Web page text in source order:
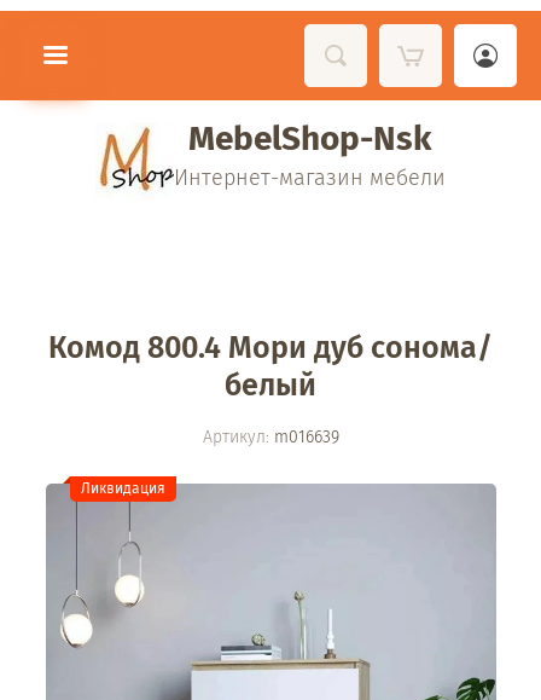
MebelShop-Nsk
Интернет-магазин мебели
Комод 800.4 Мори дуб сонома/
белый
Артикул: m016639
Ликвидация